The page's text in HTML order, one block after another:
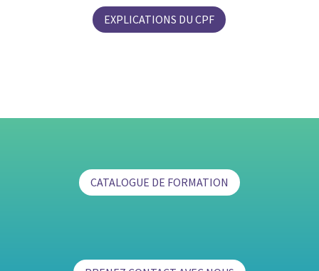
EXPLICATIONS DU CPF
CATALOGUE DE FORMATION